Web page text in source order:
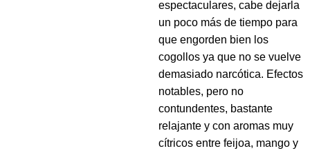
espectaculares, cabe dejarla
un poco más de tiempo para
que engorden bien los
cogollos ya que no se vuelve
demasiado narcótica. Efectos
notables, pero no
contundentes, bastante
relajante y con aromas muy
cítricos entre feijoa, mango y